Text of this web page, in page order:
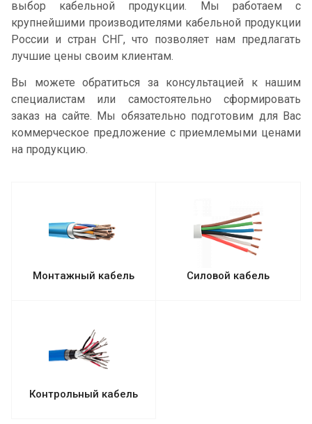
выбор кабельной продукции. Мы работаем с
крупнейшими производителями кабельной продукции
России и стран СНГ, что позволяет нам предлагать
лучшие цены своим клиентам.
Вы можете обратиться за консультацией к нашим
специалистам или самостоятельно сформировать
заказ на сайте. Мы обязательно подготовим для Вас
коммерческое предложение с приемлемыми ценами
на продукцию.
Монтажный кабель Силовой кабель
Контрольный кабель